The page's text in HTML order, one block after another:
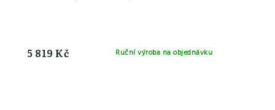
Ruční výroba na objednávku
5 819 Kč